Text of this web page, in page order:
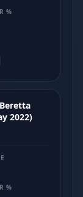
%
2022)
%